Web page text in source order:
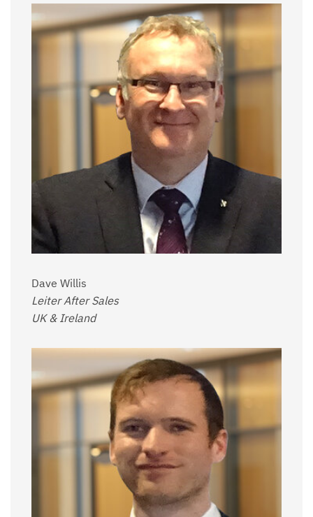
Dave Willis
Leiter After Sales
UK & Ireland